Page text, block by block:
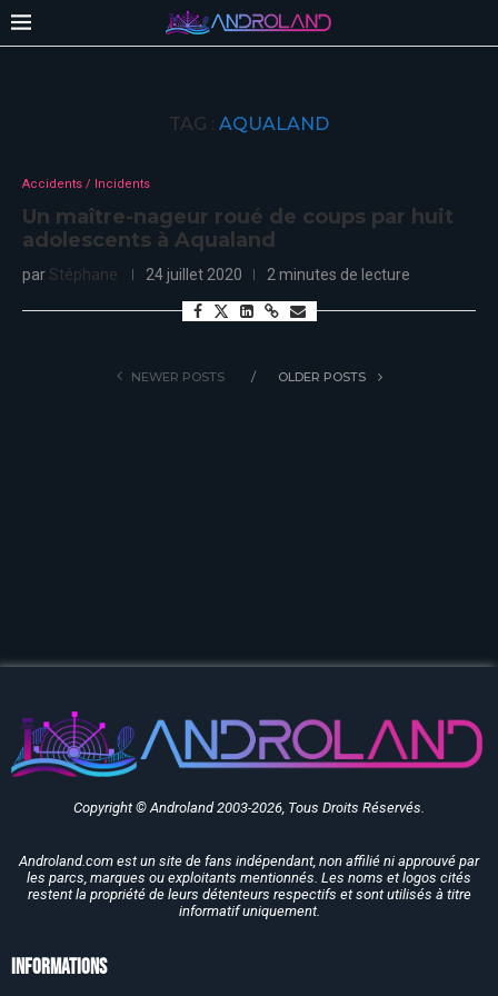
TAG : AQUALAND
Accidents / Incidents
Un maître-nageur roué de coups par huit
adolescents à Aqualand
par Stéphane 24 juillet 2020 2 minutes de lecture
NEWER POSTS OLDER POSTS
Copyright © Androland 2003-2026, Tous Droits Réservés.
Androland.com est un site de fans indépendant, non affilié ni approuvé par
les parcs, marques ou exploitants mentionnés. Les noms et logos cités
restent la propriété de leurs détenteurs respectifs et sont utilisés à titre
informatif uniquement.
Informations